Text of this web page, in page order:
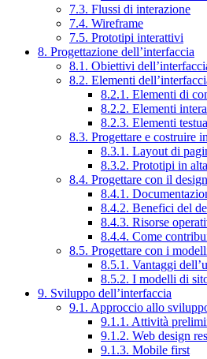
7.3. Flussi di interazione
7.4. Wireframe
7.5. Prototipi interattivi
8. Progettazione dell’interfaccia
8.1. Obiettivi
8.2. Elementi
8.2.1. Elementi di
8.2.2. Elementi
8.2.3. Elementi
8.3. Progettare e costruire
8.3.1. Layout di
8.3.2. Prototipi in
8.4. Progettare con il
8.4.1.
8.4.2. Benefici del
8.4.3. Risorse
8.4.4. Come
8.5. Progettare con i
8.5.1. Vantaggi
8.5.2. I modelli di
9. Sviluppo dell’interfaccia
9.1. Approccio allo
9.1.1. Attività
9.1.2. Web design
9.1.3. Mobile first